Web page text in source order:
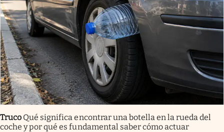
Truco Qué significa encontrar una botella en la rueda del
coche y por qué es fundamental saber cómo actuar